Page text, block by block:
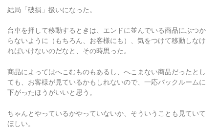
結局「破損」扱いになった。
台車を押して移動するときは、エンドに並んでいる商品にぶつか
らないように（もちろん、お客様にも）、気をつけて移動しなけ
ればいけないのだなと、その時思った。
商品によってはへこむものもあるし、へこまない商品だったとし
ても、お客様が見ているかもしれないので、一応バックルームに
下がったほうがいいと思う。
ちゃんとやっているかやっていないか、そういうことも見ていて
ほしい。